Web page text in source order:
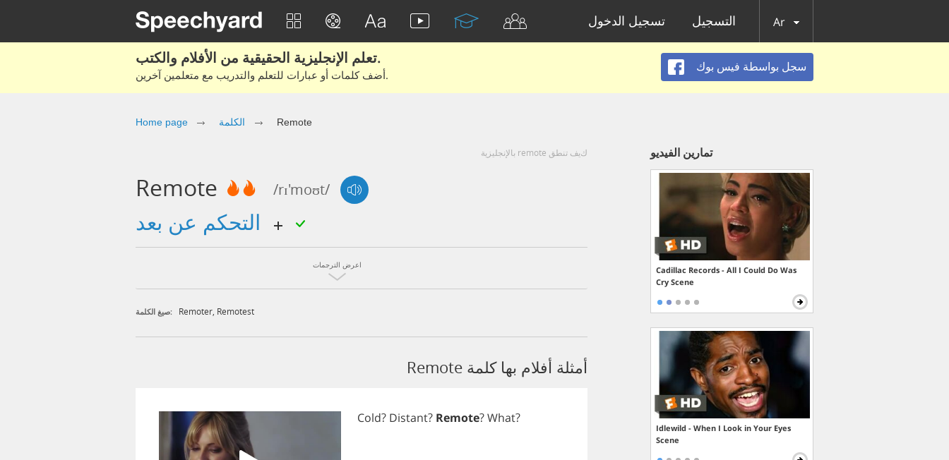
تسجيل الدخول التسجيل Ar
تعلم الإنجليزية الحقيقية من الأفلام والكتب.
أضف كلمات أو عبارات للتعلم والتدريب مع متعلمين آخرين.
سجل بواسطة فيس بوك
Home page الكلمة Remote
كيف تنطق remote بالإنجليزية
Remote /rɪ'moʊt/
اعرض الترجمات
صيغ الكلمة: Remoter Remotest
أمثلة أفلام بها كلمة Remote
Cold? Distant? Remote?What?
تمارين الفيديو
Cadillac Records - All I Could Do Was
Cry Scene
Idlewild - When I Look in Your Eyes
Scene